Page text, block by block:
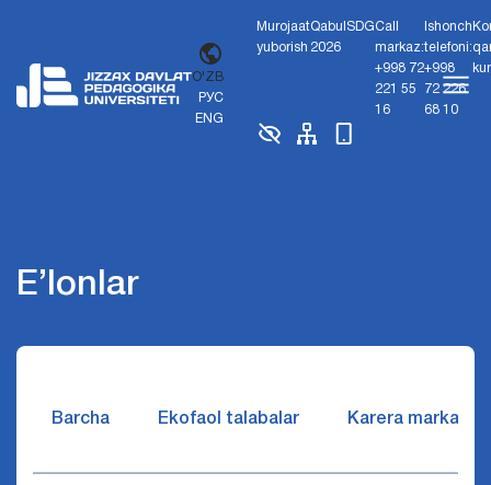
O'ZB
РУС
ENG
Murojaat
yuborish
Qabul
2026
SDGCall
markaz:
+998 72
221 55
16
Ishonch
telefoni:
+998
72 226
68 10
E’lonlar
Barcha Ekofaol talabalar Karera markazi